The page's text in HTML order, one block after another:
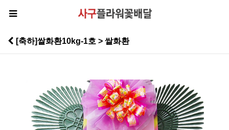
[축하]쌀화환10kg-1호 > 쌀화환